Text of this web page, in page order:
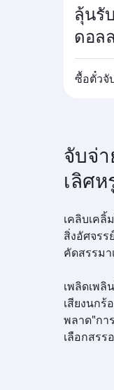
ลุ้นรั
ดอล
ซื้อตั๋วจั
จับจ่
เลิศห
เคลิบเคลิ้
สิ่งอัศจรร
คัดสรรมา
เพลิดเพลิ
เสียงนก
พลาด"กา
เลือกสร